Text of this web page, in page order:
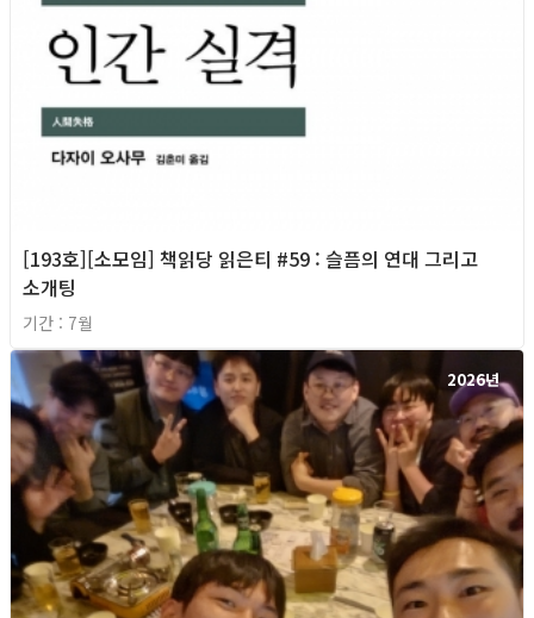
[193호][소모임] 책읽당 읽은티 #59 : 슬픔의 연대 그리고
소개팅
기간 : 7월
2026년